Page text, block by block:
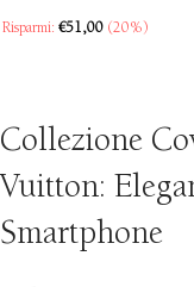
Risparmi: €51,00 (20%)
Collezione
Vuitton:
Smartphone